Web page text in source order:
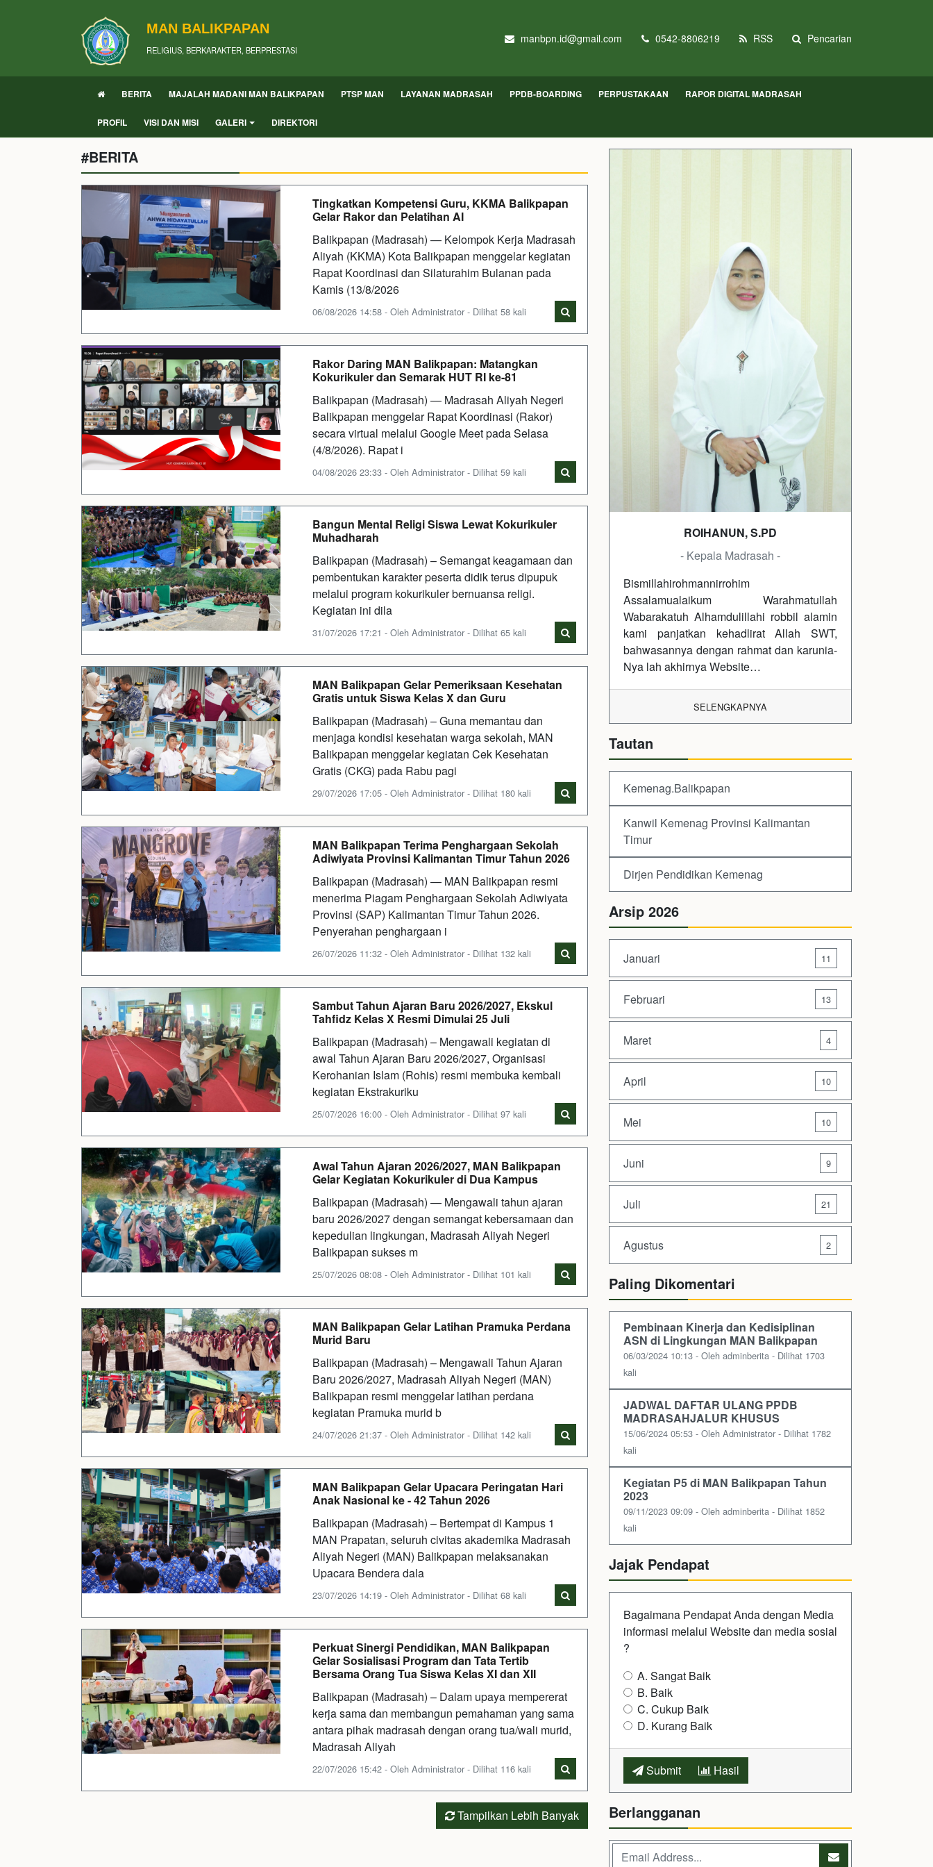
MAN BALIKPAPAN
RELIGIUS, BERKARAKTER, BERPRESTASI
manbpn.id@gmail.com 0542-8806219 RSS Pencarian
BERITA MAJALAH MADANI MAN BALIKPAPAN PTSP MAN LAYANAN MADRASAH PPDB-BOARDING PERPUSTAKAAN RAPOR DIGITAL MADRASAH
PROFIL VISI DAN MISI GALERI DIREKTORI
#BERITA
Tingkatkan Kompetensi Guru, KKMA Balikpapan
Gelar Rakor dan Pelatihan AI
Balikpapan (Madrasah) — Kelompok Kerja Madrasah
Aliyah (KKMA) Kota Balikpapan menggelar kegiatan
Rapat Koordinasi dan Silaturahim Bulanan pada
Kamis (13/8/2026
06/08/2026 14:58 - Oleh Administrator - Dilihat 58 kali
Rakor Daring MAN Balikpapan: Matangkan
Kokurikuler dan Semarak HUT RI ke-81
Balikpapan (Madrasah) — Madrasah Aliyah Negeri
Balikpapan menggelar Rapat Koordinasi (Rakor)
secara virtual melalui Google Meet pada Selasa
(4/8/2026). Rapat i
04/08/2026 23:33 - Oleh Administrator - Dilihat 59 kali
Bangun Mental Religi Siswa Lewat Kokurikuler
Muhadharah
Balikpapan (Madrasah) – Semangat keagamaan dan
pembentukan karakter peserta didik terus dipupuk
melalui program kokurikuler bernuansa religi.
Kegiatan ini dila
31/07/2026 17:21 - Oleh Administrator - Dilihat 65 kali
MAN Balikpapan Gelar Pemeriksaan Kesehatan
Gratis untuk Siswa Kelas X dan Guru
Balikpapan (Madrasah) – Guna memantau dan
menjaga kondisi kesehatan warga sekolah, MAN
Balikpapan menggelar kegiatan Cek Kesehatan
Gratis (CKG) pada Rabu pagi
29/07/2026 17:05 - Oleh Administrator - Dilihat 180 kali
MAN Balikpapan Terima Penghargaan Sekolah
Adiwiyata Provinsi Kalimantan Timur Tahun 2026
Balikpapan (Madrasah) — MAN Balikpapan resmi
menerima Piagam Penghargaan Sekolah Adiwiyata
Provinsi (SAP) Kalimantan Timur Tahun 2026.
Penyerahan penghargaan i
26/07/2026 11:32 - Oleh Administrator - Dilihat 132 kali
Sambut Tahun Ajaran Baru 2026/2027, Ekskul
Tahfidz Kelas X Resmi Dimulai 25 Juli
Balikpapan (Madrasah) – Mengawali kegiatan di
awal Tahun Ajaran Baru 2026/2027, Organisasi
Kerohanian Islam (Rohis) resmi membuka kembali
kegiatan Ekstrakuriku
25/07/2026 16:00 - Oleh Administrator - Dilihat 97 kali
Awal Tahun Ajaran 2026/2027, MAN Balikpapan
Gelar Kegiatan Kokurikuler di Dua Kampus
Balikpapan (Madrasah) — Mengawali tahun ajaran
baru 2026/2027 dengan semangat kebersamaan dan
kepedulian lingkungan, Madrasah Aliyah Negeri
Balikpapan sukses m
25/07/2026 08:08 - Oleh Administrator - Dilihat 101 kali
MAN Balikpapan Gelar Latihan Pramuka Perdana
Murid Baru
Balikpapan (Madrasah) – Mengawali Tahun Ajaran
Baru 2026/2027, Madrasah Aliyah Negeri (MAN)
Balikpapan resmi menggelar latihan perdana
kegiatan Pramuka murid b
24/07/2026 21:37 - Oleh Administrator - Dilihat 142 kali
MAN Balikpapan Gelar Upacara Peringatan Hari
Anak Nasional ke - 42 Tahun 2026
Balikpapan (Madrasah) – Bertempat di Kampus 1
MAN Prapatan, seluruh civitas akademika Madrasah
Aliyah Negeri (MAN) Balikpapan melaksanakan
Upacara Bendera dala
23/07/2026 14:19 - Oleh Administrator - Dilihat 68 kali
Perkuat Sinergi Pendidikan, MAN Balikpapan
Gelar Sosialisasi Program dan Tata Tertib
Bersama Orang Tua Siswa Kelas XI dan XII
Balikpapan (Madrasah) – Dalam upaya mempererat
kerja sama dan membangun pemahaman yang sama
antara pihak madrasah dengan orang tua/wali murid,
Madrasah Aliyah
22/07/2026 15:42 - Oleh Administrator - Dilihat 116 kali
Tampilkan Lebih Banyak
ROIHANUN, S.PD
- Kepala Madrasah -
Bismillahirohmannirrohim
Assalamualaikum Warahmatullah
Wabarakatuh Alhamdulillahi robbil alamin
kami panjatkan kehadlirat Allah SWT,
bahwasannya dengan rahmat dan karunia-
Nya lah akhirnya Website…
SELENGKAPNYA
Tautan
Kemenag.Balikpapan
Kanwil Kemenag Provinsi Kalimantan
Timur
Dirjen Pendidikan Kemenag
Arsip 2026
Januari 11
Februari 13
Maret 4
April 10
Mei 10
Juni 9
Juli 21
Agustus 2
Paling Dikomentari
Pembinaan Kinerja dan Kedisiplinan
ASN di Lingkungan MAN Balikpapan
06/03/2024 10:13 - Oleh adminberita - Dilihat 1703
kali
JADWAL DAFTAR ULANG PPDB
MADRASAHJALUR KHUSUS
15/06/2024 05:53 - Oleh Administrator - Dilihat 1782
kali
Kegiatan P5 di MAN Balikpapan Tahun
2023
09/11/2023 09:09 - Oleh adminberita - Dilihat 1852
kali
Jajak Pendapat
Bagaimana Pendapat Anda dengan Media
informasi melalui Website dan media sosial
?
A. Sangat Baik
B. Baik
C. Cukup Baik
D. Kurang Baik
Submit Hasil
Berlangganan